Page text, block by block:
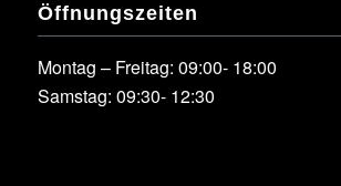
Öffnungszeiten
Montag – Freitag: 09:00- 18:00
Samstag: 09:30- 12:30